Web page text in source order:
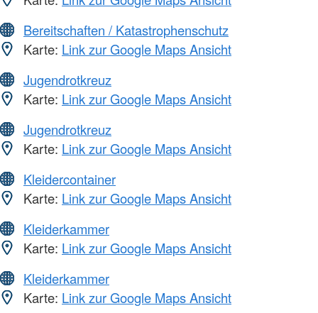
Bereitschaften / Katastrophenschutz
Karte: Link zur Google Maps Ansicht
Jugendrotkreuz
Karte: Link zur Google Maps Ansicht
Jugendrotkreuz
Karte: Link zur Google Maps Ansicht
Kleidercontainer
Karte: Link zur Google Maps Ansicht
Kleiderkammer
Karte: Link zur Google Maps Ansicht
Kleiderkammer
Karte: Link zur Google Maps Ansicht